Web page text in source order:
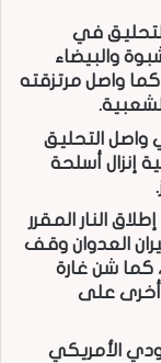
في
والبيضاء
واصل مرتزقته
واصل التحليق
إنزال أسلحة
النار المقرر
10 أبريل 2016 خرق طيران العدوان وقف
كما شن غارة
على
الأمريكي